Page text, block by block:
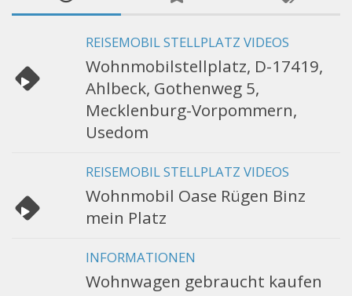
REISEMOBIL STELLPLATZ VIDEOS
Wohnmobilstellplatz, D-17419,
Ahlbeck, Gothenweg 5,
Mecklenburg-Vorpommern,
Usedom
REISEMOBIL STELLPLATZ VIDEOS
Wohnmobil Oase Rügen Binz
mein Platz
INFORMATIONEN
Wohnwagen gebraucht kaufen